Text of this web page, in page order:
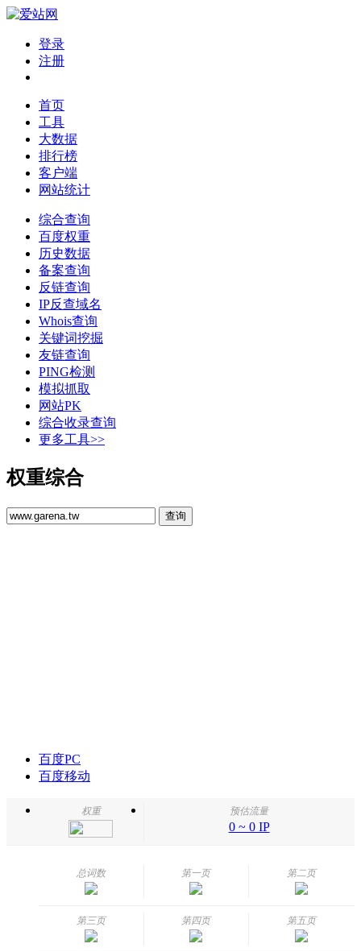
登录
注册
首页
工具
大数据
排行榜
客户端
网站统计
综合查询
百度权重
历史数据
备案查询
反链查询
IP反查域名
Whois查询
关键词挖掘
友链查询
PING检测
模拟抓取
网站PK
综合收录查询
更多工具>>
权重综合
百度PC
百度移动
权重 预估流量
0 ~ 0 IP
总词数 第一页 第二页
第三页 第四页 第五页